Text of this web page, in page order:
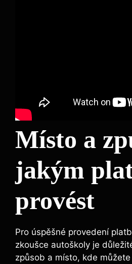
Místo a
jakým
provést
Pro úspěšné provedení⁢
zkoušce autoškoly ⁤je
způsob ⁣a místo, kde